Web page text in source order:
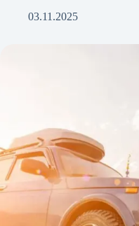
03.11.2025